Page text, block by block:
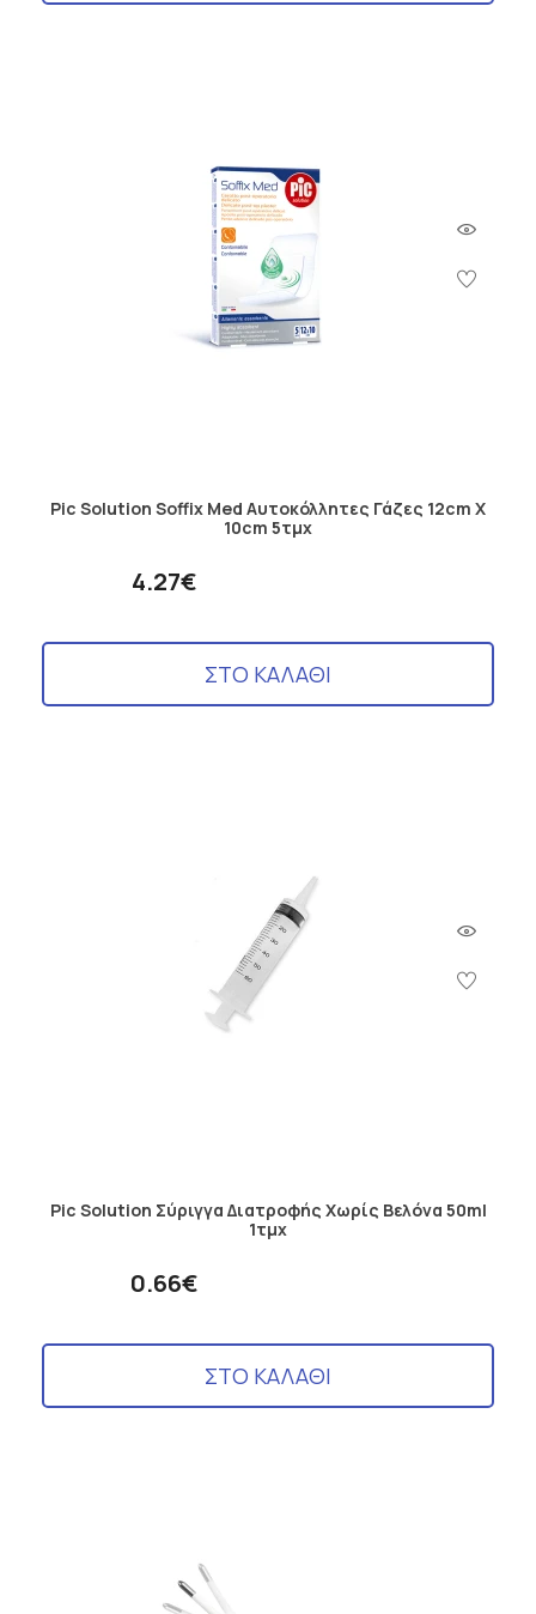
Pic Solution Soffix Med Αυτοκόλλητες Γάζες 12cm X
10cm 5τμχ
4.27€
ΣΤΟ ΚΑΛΑΘΙ
Pic Solution Σύριγγα Διατροφής Χωρίς Βελόνα 50ml
1τμχ
0.66€
ΣΤΟ ΚΑΛΑΘΙ